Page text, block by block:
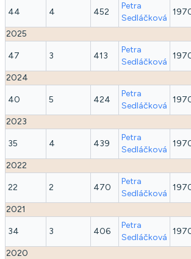
44 4 452
Petra
Sedláčková
2025
47 3 413
Petra
Sedláčková
2024
40 5 424
Petra
Sedláčková
2023
35 4 439
Petra
Sedláčková
2022
22 2 470
Petra
Sedláčková
2021
34 3 406
Petra
Sedláčková
2020